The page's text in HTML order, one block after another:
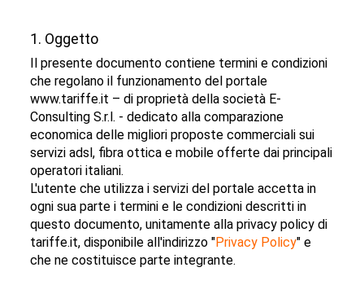
1. Oggetto
Il presente documento contiene termini e condizioni
che regolano il funzionamento del portale
www.tariffe.it – di proprietà della società E-
Consulting S.r.l. - dedicato alla comparazione
economica delle migliori proposte commerciali sui
servizi adsl, fibra ottica e mobile offerte dai principali
operatori italiani.
L'utente che utilizza i servizi del portale accetta in
ogni sua parte i termini e le condizioni descritti in
questo documento, unitamente alla privacy policy di
tariffe.it, disponibile all'indirizzo "Privacy Policy" e
che ne costituisce parte integrante.